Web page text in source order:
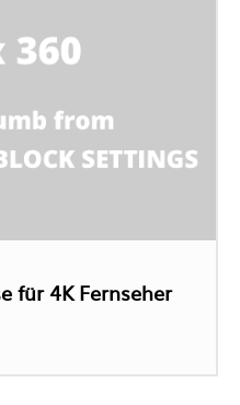
für 4K Fernseher